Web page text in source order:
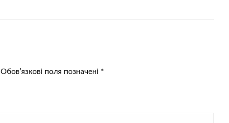
Обов’язкові поля позначені *